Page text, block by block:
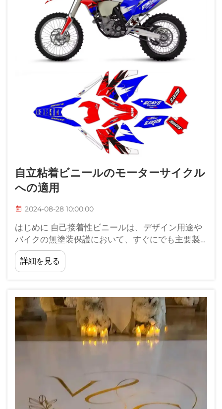
自立粘着ビニールのモーターサイクル
への適用
2024-08-28 10:00:00
はじめに 自己接着性ビニールは、デザイン用途や
バイクの無塗装保護において、すぐにでも主要製
品として定着しました。その多用途な素材は、ラ
イダーが愛車の外観をドレスアップするためのも
う一つの手段を提供しています。そ...
詳細を見る